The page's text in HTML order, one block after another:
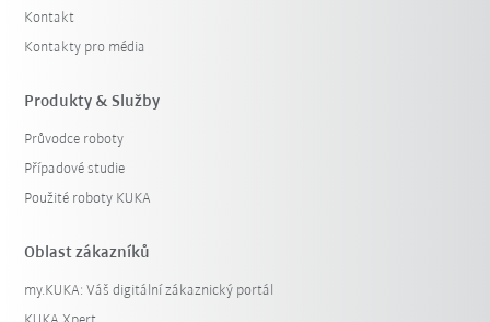
Kontakt
Kontakty pro média
Produkty & Služby
Průvodce roboty
Případové studie
Použité roboty KUKA
Oblast zákazníků
my.KUKA: Váš digitální zákaznický portál